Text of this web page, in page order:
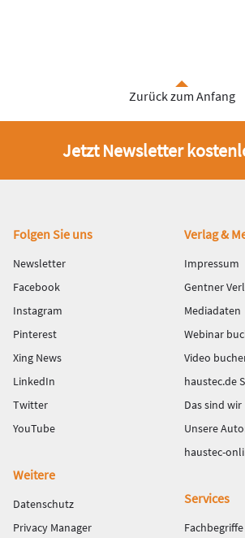
Zurück zum Anfang
Jetzt Newsletter
Fußbereich
Folgen Sie uns
Newsletter
Facebook
Instagram
Pinterest
Xing News
LinkedIn
Twitter
YouTube
Verlag &
Impressum
Gentner
Mediadaten
Webinar
Video
haustec.de
Das sind wir
Unsere
haustec-
Weitere
Datenschutz
Privacy Manager
Services
Fachbegriffe